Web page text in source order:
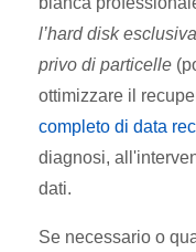
l’hard disk
privo di particelle
ottimizzare il
completo di data
diagnosi,
dati.
Se necessario o